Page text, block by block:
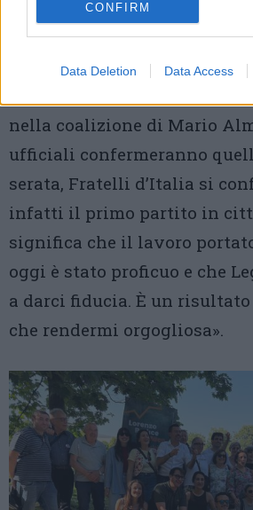
CONFIRM
Data Deletion Data Access
Orgogliosa anche la
nella coalizione di Mario
ufficiali confermeranno
serata, Fratelli d’Italia si
infatti il primo partito in
significa che il lavoro
oggi è stato proficuo e che
a darci fiducia. È un
che rendermi orgogliosa».